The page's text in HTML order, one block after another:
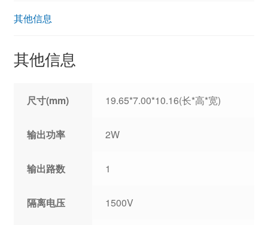
其他信息
其他信息
尺寸(mm) 19.65*7.00*10.16(长*高*宽)
输出功率 2W
输出路数 1
隔离电压 1500V